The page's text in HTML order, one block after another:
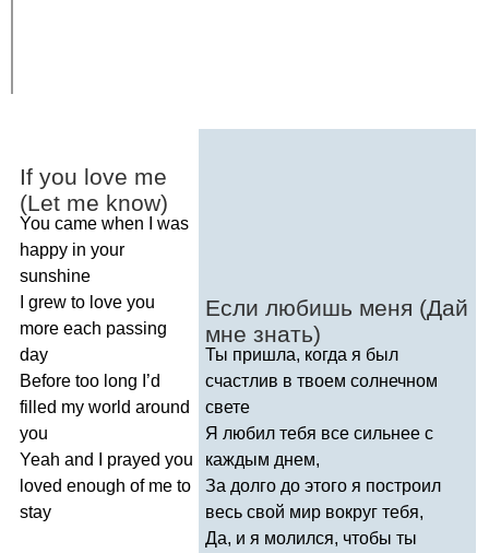
If you love me
(Let me know)
You came when
was
happy in your
sunshine
grew to love you
more each passing
day
Before too long ’d
filled my world around
you
Yeah and prayed you
loved enough of me to
stay
Если любишь меня (Дай
мне знать)
Ты пришла, когда я был
счастлив в твоем солнечном
свете
Я любил тебя все сильнее с
каждым днем,
За долго до этого я построил
весь свой мир вокруг тебя,
Да, и я молился, чтобы ты